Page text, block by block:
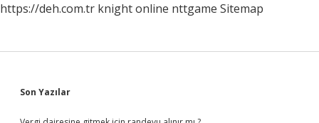
https://deh.com.tr knight online nttgame Sitemap
Sidebar
Son Yazılar